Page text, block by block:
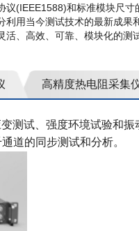
议(IEEE1588)和标准模块尺寸
利用当今测试技术的最新成果
活、高效、可靠、模块化的测
高精度热电阻采集
测试、强度环境试验和振
道的同步测试和分析。